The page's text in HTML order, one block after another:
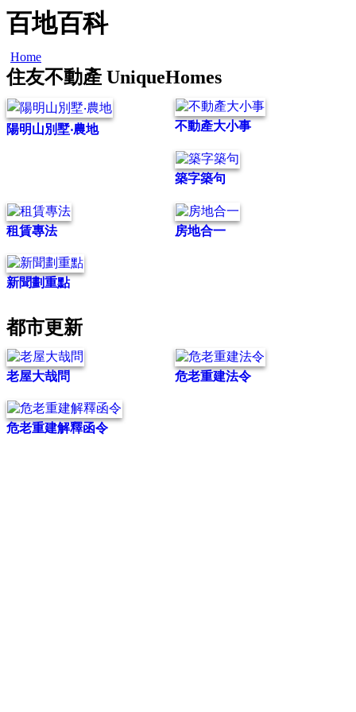
百地百科
Home
住友不動產 UniqueHomes
陽明山別墅‧農地 不動產大小事
築字築句
租賃專法 房地合一
新聞劃重點
都市更新
老屋大哉問 危老重建法令
危老重建解釋函令